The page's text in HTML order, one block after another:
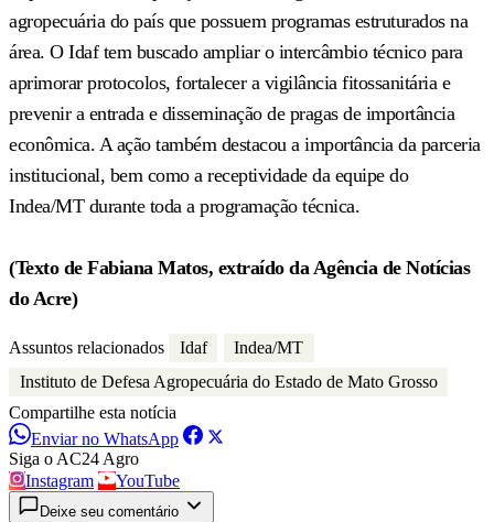
agropecuária do país que possuem programas estruturados na
área. O Idaf tem buscado ampliar o intercâmbio técnico para
aprimorar protocolos, fortalecer a vigilância fitossanitária e
prevenir a entrada e disseminação de pragas de importância
econômica. A ação também destacou a importância da parceria
institucional, bem como a receptividade da equipe do
Indea/MT durante toda a programação técnica.
(Texto de Fabiana Matos, extraído da Agência de Notícias
do Acre)
Assuntos relacionados Idaf
Indea/MT
Instituto de Defesa Agropecuária do Estado de Mato Grosso
Compartilhe esta notícia
Enviar no WhatsApp
Siga o AC24 Agro
Instagram
YouTube
Deixe seu comentário